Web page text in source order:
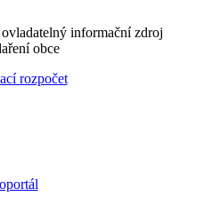
informační zdroj
obce
rozpočet